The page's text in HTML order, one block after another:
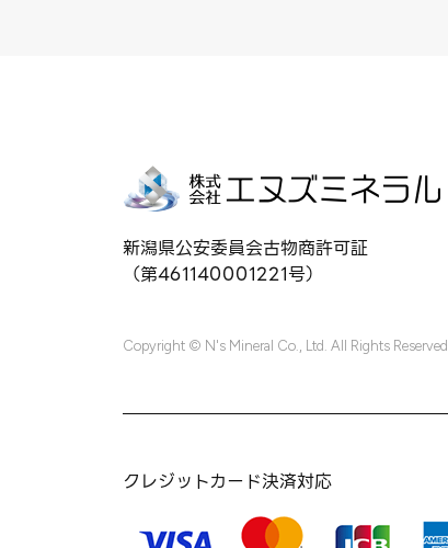
新潟県公安委員会古物商許可証
（第461140001221号）
Copyright © N's Mineral Co., Ltd. All Rights Reserved.
クレジットカード決済対応